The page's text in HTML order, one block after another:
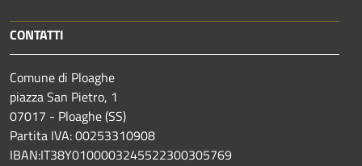
CONTATTI
Comune di Ploaghe
piazza San Pietro, 1
07017 - Ploaghe (SS)
Partita IVA: 00253310908
IBAN:IT38Y0100003245522300305769